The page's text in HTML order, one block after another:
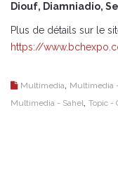
Diouf, Diamniadio,
Plus de détails sur le
https://
Multimedia Multimedia
Multimedia - Sahel Topic -